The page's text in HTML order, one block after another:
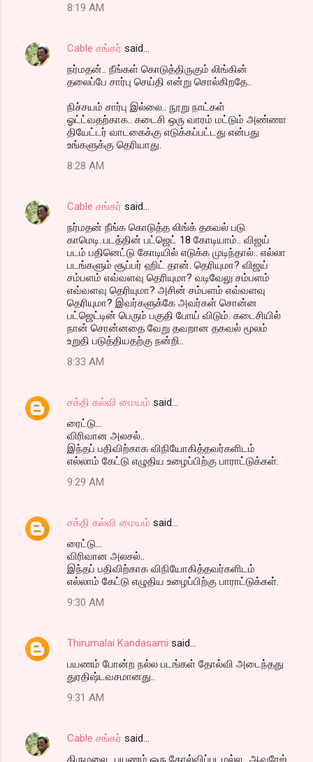
8:19 AM
Cable சங்கர் said…
நர்மதன்.. நீங்கள் கொடுத்திருகும் லிங்கின்
தலைப்பே சார்பு செய்தி என்று சொல்கிறதே..
நிச்சயம் சார்பு இல்லை.. நூறு நாட்கள்
ஓட்ட்வதற்காக.. கடைசி ஒரு வாரம் மட்டும் அண்ணா
தியேட்டர் வாடகைக்கு எடுக்கப்பட்டது என்பது
உங்களுக்கு தெரியாது.
8:28 AM
Cable சங்கர் said…
நர்மதன் நீங்க கொடுத்த லிங்க் தகவல் படு
காமெடி..படத்தின் பட்ஜெட் 18 கோடியாம்.. விஜய்
படம் பதினெட்டு கோடியில் எடுக்க முடிந்தால்.. எல்லா
படங்களும் சூப்பர் ஹிட் தான். தெரியுமா? விஜய்
சம்பளம் எவ்வளவு தெரியுமா? வடிவேலு சம்பளம்
எவ்வளவு தெரியுமா? அசின் சம்பளம் எவ்வளவு
தெரியுமா? இவர்களுக்கே அவர்கள் சொன்ன
பட்ஜெட்டின் பெரும் பகுதி போய் விடும். கடைசியில்
நான் சொன்னதை வேறு தவறான தகவல் மூலம்
உறுதி படுத்தியதற்கு நன்றி..
8:33 AM
சக்தி கல்வி மையம் said…
ரைட்டு...
விரிவான அலசல்..
இந்தப் பதிவிற்காக விநியோகித்தவர்களிடம்
எல்லாம் கேட்டு எழுதிய உழைப்பிற்கு பாராட்டுக்கள்.
9:29 AM
சக்தி கல்வி மையம் said…
ரைட்டு...
விரிவான அலசல்..
இந்தப் பதிவிற்காக விநியோகித்தவர்களிடம்
எல்லாம் கேட்டு எழுதிய உழைப்பிற்கு பாராட்டுக்கள்.
9:30 AM
Thirumalai Kandasami said…
பயணம் போன்ற நல்ல படங்கள் தோல்வி அடைந்தது
துரதிஷ்டவசமானது..
9:31 AM
Cable சங்கர் said…
திருமலை.. பயணம் ஒரு தோல்விப்படமல்ல.. ஆவரேஜ்